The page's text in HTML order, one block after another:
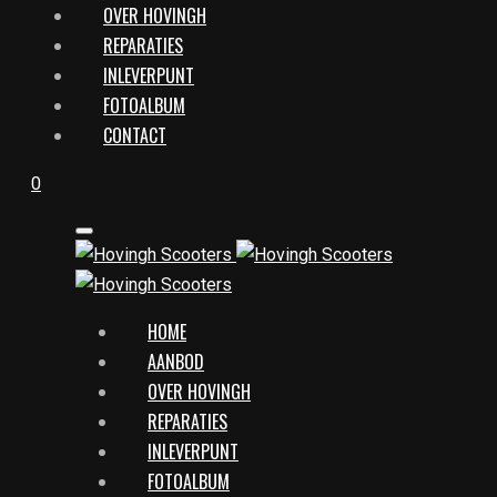
OVER HOVINGH
REPARATIES
INLEVERPUNT
FOTOALBUM
CONTACT
0
HOME
AANBOD
OVER HOVINGH
REPARATIES
INLEVERPUNT
FOTOALBUM